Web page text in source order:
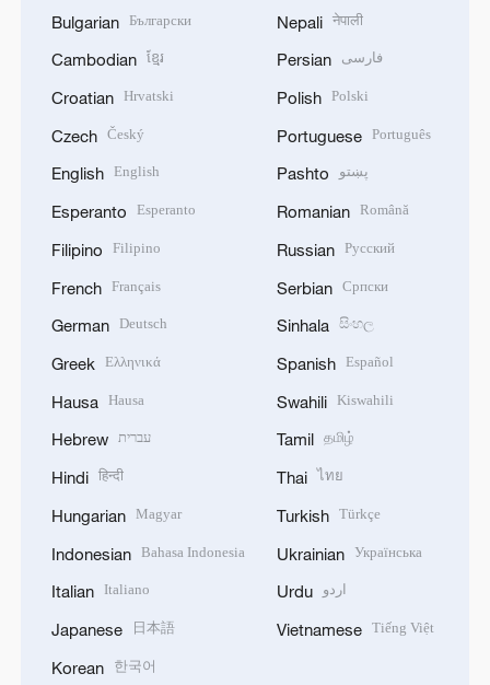
Bulgarian Български
Cambodian ខ្មែរ
Croatian Hrvatski
Czech Český
English English
Esperanto Esperanto
Filipino Filipino
French Français
German Deutsch
Greek Ελληνικά
Hausa Hausa
Hebrew עברית
Hindi हिन्दी
Hungarian Magyar
Indonesian Bahasa Indonesia
Italian Italiano
Japanese 日本語
Korean 한국어
Nepali नेपाली
Persian فارسی
Polish Polski
Portuguese Português
Pashto پښتو
Romanian Română
Russian Русский
Serbian Српски
Sinhala සිංහල
Spanish Español
Swahili Kiswahili
Tamil தமிழ்
Thai ไทย
Turkish Türkçe
Ukrainian Українська
Urdu اردو
Vietnamese Tiếng Việt